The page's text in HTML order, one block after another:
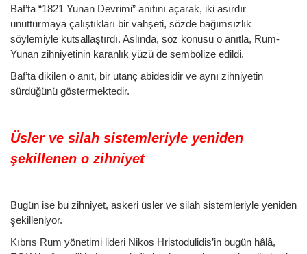
Baf’ta “1821 Yunan Devrimi” anıtını açarak, iki asırdır
unutturmaya çalıştıkları bir vahşeti, sözde bağımsızlık
söylemiyle kutsallaştırdı. Aslında, söz konusu o anıtla, Rum-
Yunan zihniyetinin karanlık yüzü de sembolize edildi.
Baf’ta dikilen o anıt, bir utanç abidesidir ve aynı zihniyetin
sürdüğünü göstermektedir.
Üsler ve silah sistemleriyle yeniden
şekillenen o zihniyet
Bugün ise bu zihniyet, askeri üsler ve silah sistemleriyle yeniden
şekilleniyor.
Kıbrıs Rum yönetimi lideri Nikos Hristodulidis’in bugün hâlâ,